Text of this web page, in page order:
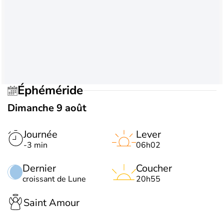
Éphéméride
Dimanche 9 août
Journée
-3 min
Dernier
croissant de Lune
Lever
06h02
Coucher
20h55
Saint Amour